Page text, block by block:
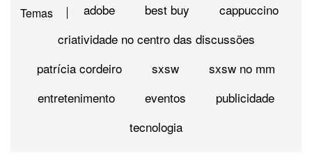
Temas adobe best buy
cappuccino
criatividade no centro das discussões
patrícia cordeiro
sxsw
sxsw no mm
entretenimento
eventos
publicidade
tecnologia